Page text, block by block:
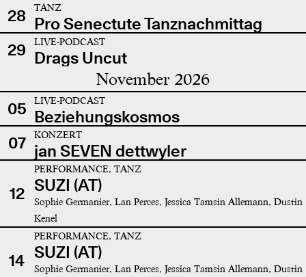
28
TANZ
Pro Senectute Tanznachmittag
29
LIVE-PODCAST
Drags Uncut
November 2026
05 LIVE-PODCAST
Beziehungskosmos
07
KONZERT
jan SEVEN dettwyler
12
PERFORMANCE, TANZ
SUZI (AT)
Sophie Germanier, Lan Perces, Jessica Tamsin Allemann, Dustin
Kenel
14
PERFORMANCE, TANZ
SUZI (AT)
Sophie Germanier, Lan Perces, Jessica Tamsin Allemann, Dustin